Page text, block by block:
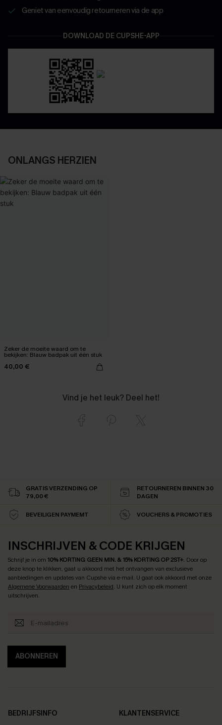
Geniet van eenvoudig retourneren via de app
DOWNLOAD DE CUPSHE-APP
ONLANGS HERZIEN
Zeker de moeite waard om te
bekijken: Blauw badpak uit één stuk
40,00 €
Vind je het leuk? Deel het!
GRATIS VERZENDING OP
79,00 €
RETOURNEREN BINNEN 30
DAGEN
BEVEILIGEN PAYMEMT VOUCHERS & PROMOTIES
INSCHRIJVEN & CODE KRIJGEN
Schrijf je in om 10% KORTING GEEN MIN. & 15% KORTING OP 2ST+. Door op
deze knop te klikken, gaat u akkoord met het ontvangen van exclusieve
aanbiedingen en updates van Cupshe via e-mail. U gaat ook akkoord met onze
Algemene Voorwaarden en Privacybeleid. U kunt zich op elk moment
uitschrijven.
ABONNEREN
BEDRIJFSINFO
KLANTENSERVICE